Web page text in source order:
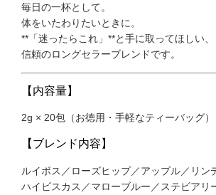
毎日の一杯として。
体をいたわりたいときに。
**「迷ったらこれ」**と手に取ってほしい、
信頼のロングセラーブレンドです。
【内容量】
2g × 20包（お徳用・手軽なティーバッグ）
【ブレンド内容】
ルイボス／ローズヒップ／アップル／リン
ハイビスカス／マローブルー／ステビアリ